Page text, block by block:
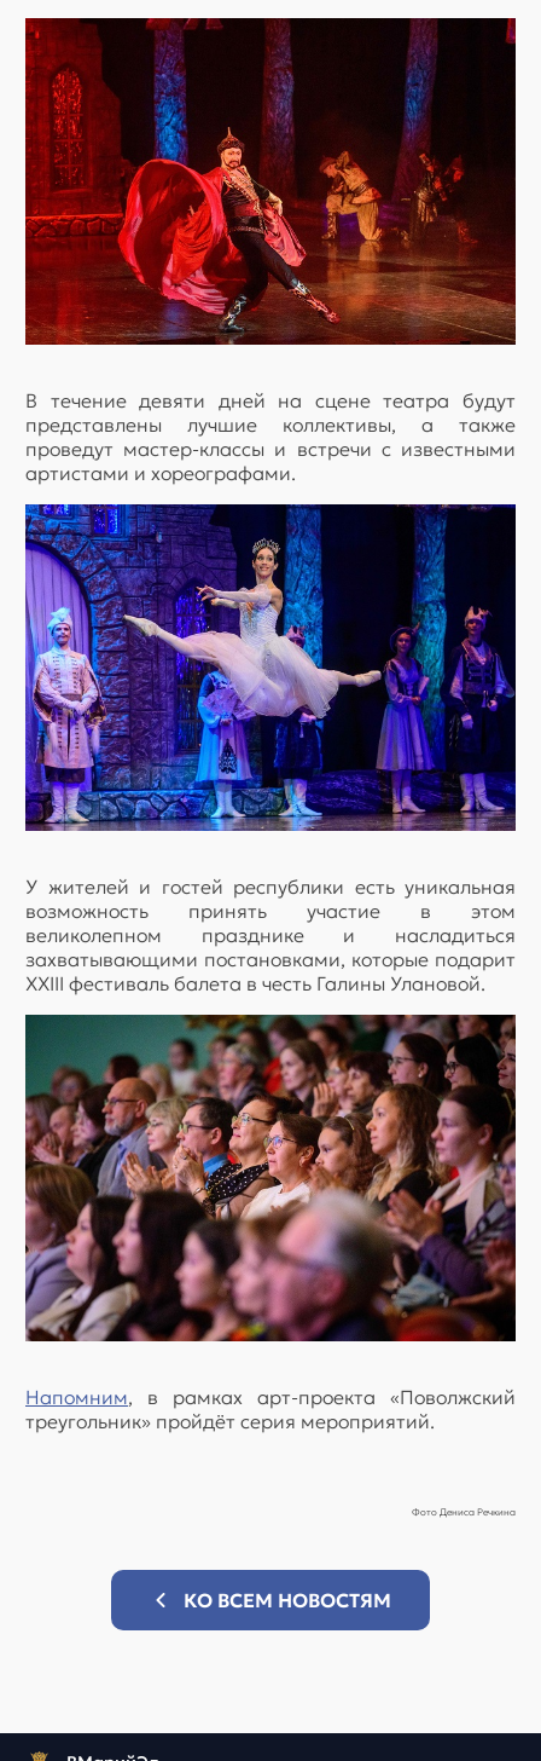
В течение девяти дней на сцене театра будут
представлены лучшие коллективы, а также
проведут мастер-классы и встречи с известными
артистами и хореографами.
У жителей и гостей республики есть уникальная
возможность принять участие в этом
великолепном празднике и насладиться
захватывающими постановками, которые подарит
XXIII фестиваль балета в честь Галины Улановой.
Напомним, в рамках арт-проекта «Поволжский
треугольник» пройдёт серия мероприятий.
Фото Дениса Речкина
КО ВСЕМ НОВОСТЯМ